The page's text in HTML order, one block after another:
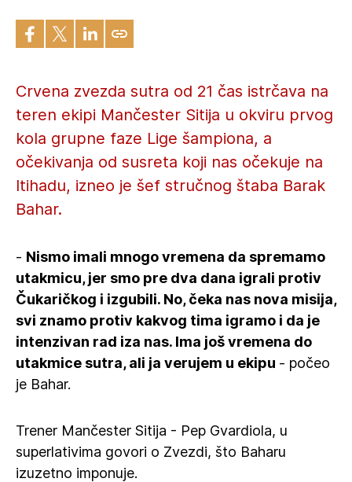
Crvena zvezda sutra od 21 čas istrčava na
teren ekipi Mančester Sitija u okviru prvog
kola grupne faze Lige šampiona, a
očekivanja od susreta koji nas očekuje na
Itihadu, izneo je šef stručnog štaba Barak
Bahar.
- Nismo imali mnogo vremena da spremamo
utakmicu, jer smo pre dva dana igrali protiv
Čukaričkog i izgubili. No, čeka nas nova misija,
svi znamo protiv kakvog tima igramo i da je
intenzivan rad iza nas. Ima još vremena do
utakmice sutra, ali ja verujem u ekipu - počeo
je Bahar.
Trener Mančester Sitija - Pep Gvardiola, u
superlativima govori o Zvezdi, što Baharu
izuzetno imponuje.